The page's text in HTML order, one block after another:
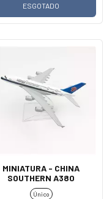
ESGOTADO
MINIATURA - CHINA
SOUTHERN A380
Único